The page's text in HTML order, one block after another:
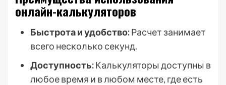
онлайн-калькуляторов
Быстрота и удобство:Расчет занимает
всего несколько секунд.
Доступность:Калькуляторы доступны в
любое время и в любом месте, где есть